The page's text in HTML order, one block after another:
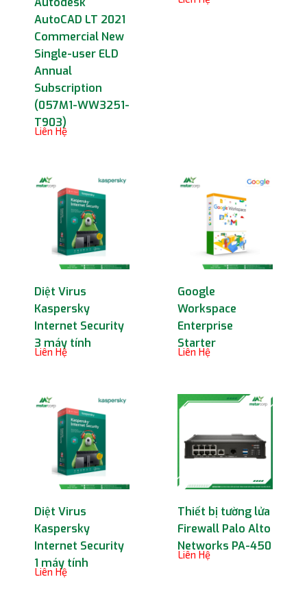
AutoCAD LT 2021
Commercial New
Single-user ELD
Annual
Subscription
(057M1-WW3251-
T903)
Liên Hệ
Diệt Virus
Kaspersky
Internet Security
3 máy tính
Liên Hệ
Google
Workspace
Enterprise
Starter
Liên Hệ
Diệt Virus
Kaspersky
Internet Security
1 máy tính
Liên Hệ
Thiết bị tường lửa
Firewall Palo Alto
Networks PA-450
Liên Hệ